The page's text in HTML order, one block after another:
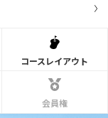
コースレイアウト
会員権